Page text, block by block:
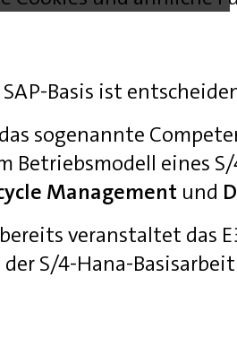
Basis ist
sogenannte
Betriebsmodell eines
Management und
veranstaltet das
der S/4-Hana-